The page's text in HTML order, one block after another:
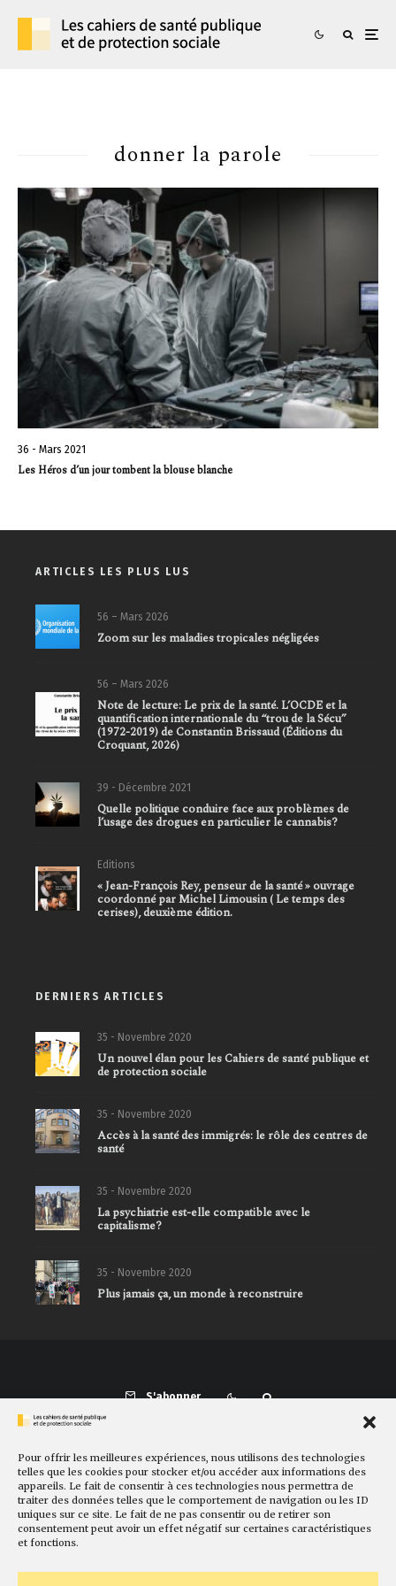
Pour offrir les meilleures expériences, nous utilisons des technologies
telles que les cookies pour stocker et/ou accéder aux informations des
appareils. Le fait de consentir à ces technologies nous permettra de
traiter des données telles que le comportement de navigation ou les ID
uniques sur ce site. Le fait de ne pas consentir ou de retirer son
consentement peut avoir un effet négatif sur certaines caractéristiques
et fonctions.
donner la parole
36 - Mars 2021
Les Héros d’un jour tombent la blouse blanche
ARTICLES LES PLUS LUS
56 – Mars 2026
Zoom sur les maladies tropicales négligées
56 – Mars 2026
Note de lecture: Le prix de la santé. L’OCDE et la
quantification internationale du “trou de la Sécu”
(1972-2019) de Constantin Brissaud (Éditions du
Croquant, 2026)
39 - Décembre 2021
Quelle politique conduire face aux problèmes de
l’usage des drogues en particulier le cannabis?
Editions
« Jean-François Rey, penseur de la santé » ouvrage
coordonné par Michel Limousin ( Le temps des
cerises), deuxième édition.
DERNIERS ARTICLES
35 - Novembre 2020
Un nouvel élan pour les Cahiers de santé publique et
de protection sociale
35 - Novembre 2020
Accès à la santé des immigrés: le rôle des centres de
santé
35 - Novembre 2020
La psychiatrie est-elle compatible avec le
capitalisme?
35 - Novembre 2020
Plus jamais ça, un monde à reconstruire
S'abonner
Présentation Comité de rédaction Sites amis Contact
Newsletter Politique de cookies Faire un don